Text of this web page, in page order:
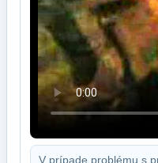
V prípade problému s